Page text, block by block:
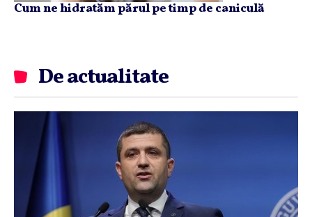
Cum ne hidratăm părul pe timp de caniculă
De actualitate